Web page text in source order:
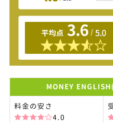
MONEY
料金の安さ
4.0